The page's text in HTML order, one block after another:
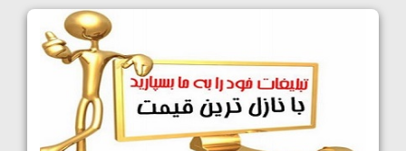
کشتی آزاد نوجوانان جهان؛ فراستی و اسمعلی
فینالیست شدند
1405/05/09